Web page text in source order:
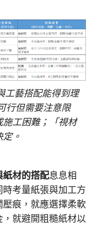
工藝搭配能得到理
行但需要注意限
工困難；「視材
。
材的搭配息息相
考量紙張與加工方
痕，就應選擇柔軟
就避開粗糙紙材以